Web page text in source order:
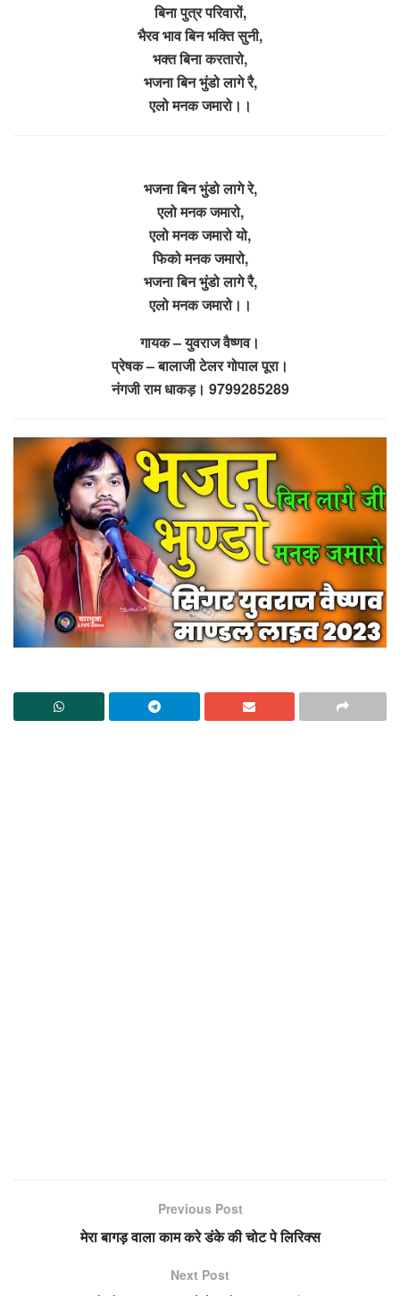
बिना पुत्र परिवारों,
भैरव भाव बिन भक्ति सुनी,
भक्त बिना करतारो,
भजना बिन भुंडो लागे रै,
एलो मनक जमारो।।
भजना बिन भुंडो लागे रे,
एलो मनक जमारो,
एलो मनक जमारो यो,
फिको मनक जमारो,
भजना बिन भुंडो लागे रै,
एलो मनक जमारो।।
गायक – युवराज वैष्णव।
प्रेषक – बालाजी टेलर गोपाल पूरा।
नंगजी राम धाकड़। 9799285289
Previous Post
मेरा बागड़ वाला काम करे डंके की चोट पे लिरिक्स
Next Post